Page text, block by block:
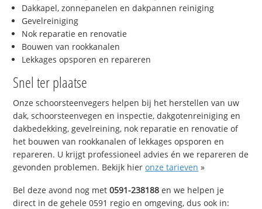
Dakkapel, zonnepanelen en dakpannen reiniging
Gevelreiniging
Nok reparatie en renovatie
Bouwen van rookkanalen
Lekkages opsporen en repareren
Snel ter plaatse
Onze schoorsteenvegers helpen bij het herstellen van uw
dak, schoorsteenvegen en inspectie, dakgotenreiniging en
dakbedekking, gevelreining, nok reparatie en renovatie of
het bouwen van rookkanalen of lekkages opsporen en
repareren. U krijgt professioneel advies én we repareren de
gevonden problemen. Bekijk hieronze tarieven »
Bel deze avond nog met0591-238188 en we helpen je
direct in de gehele 0591 regio en omgeving, dus ook in: